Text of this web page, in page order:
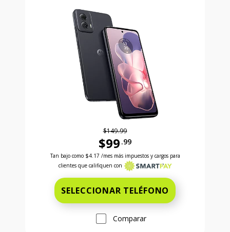
$149.99
$99 .99
Antes el precio era 149 dollars and 99 cents
Tan bajo como $4.17 /mes más impuestos y cargos para
clientes que califiquen con
SELECCIONAR TELÉFONO
Comparar